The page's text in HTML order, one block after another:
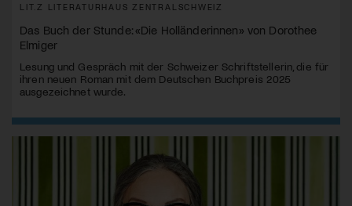
LIT.Z LITERATURHAUS ZENTRALSCHWEIZ
Das Buch der Stunde: «Die Holländerinnen» von Dorothee
Elmiger
Lesung und Gespräch mit der Schweizer Schriftstellerin, die für
ihren neuen Roman mit dem Deutschen Buchpreis 2025
ausgezeichnet wurde.